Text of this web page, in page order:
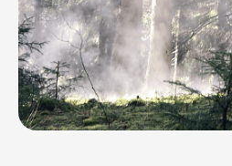
Valgfag
Siste nytt
Q&A